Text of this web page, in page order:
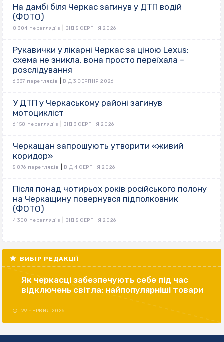
На дамбі біля Черкас загинув у ДТП водій
(ФОТО)
8 304 переглядів ВІД 5 СЕРПНЯ 2026
Рукавички у лікарні Черкас за ціною Lexus:
схема не зникла, вона просто переїхала –
розслідування
6 337 переглядів ВІД 3 СЕРПНЯ 2026
У ДТП у Черкаському районі загинув
мотоцикліст
6 158 переглядів ВІД 3 СЕРПНЯ 2026
Черкащан запрошують утворити «живий
коридор»
5 876 переглядів ВІД 4 СЕРПНЯ 2026
Після понад чотирьох років російського полону
на Черкащину повернувся підполковник
(ФОТО)
4 300 переглядів ВІД 5 СЕРПНЯ 2026
ВИБІР РЕДАКЦІЇ
Як черкасці забезпечують себе під час
відключень світла: найпопулярніші товари
29 ЧЕРВНЯ 2026